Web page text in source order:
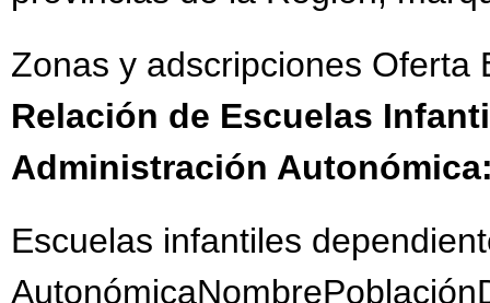
Zonas y adscripciones Oferta
Relación de Escuelas
Administración
Escuelas infantiles